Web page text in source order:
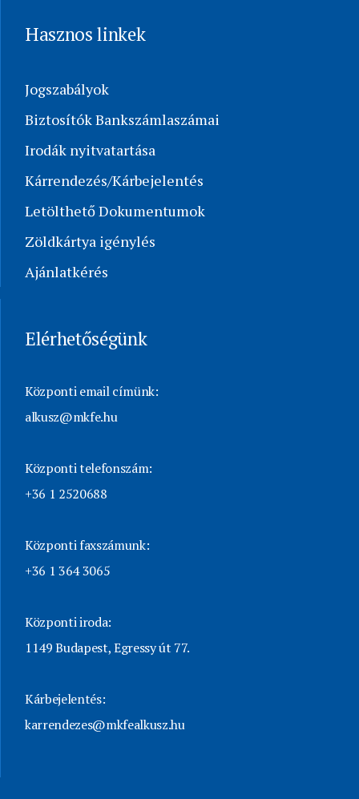
Hasznos linkek
Jogszabályok
Biztosítók Bankszámlaszámai
Irodák nyitvatartása
Kárrendezés/Kárbejelentés
Letölthető Dokumentumok
Zöldkártya igénylés
Ajánlatkérés
Elérhetőségünk
Központi email címünk:
alkusz@mkfe.hu
Központi telefonszám:
+36 1 2520688
Központi faxszámunk:
+36 1 364 3065
Központi iroda:
1149 Budapest, Egressy út 77.
Kárbejelentés:
karrendezes@mkfealkusz.hu